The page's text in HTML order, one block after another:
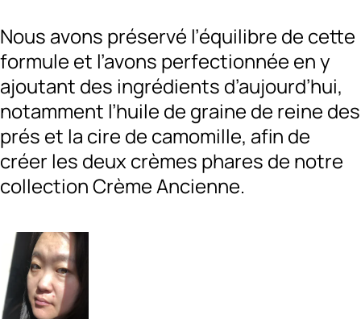
Nous avons préservé l’équilibre de cette
formule et l’avons perfectionnée en y
ajoutant des ingrédients d’aujourd’hui,
notamment l’huile de graine de reine des
prés et la cire de camomille, afin de
créer les deux crèmes phares de notre
collection Crème Ancienne.